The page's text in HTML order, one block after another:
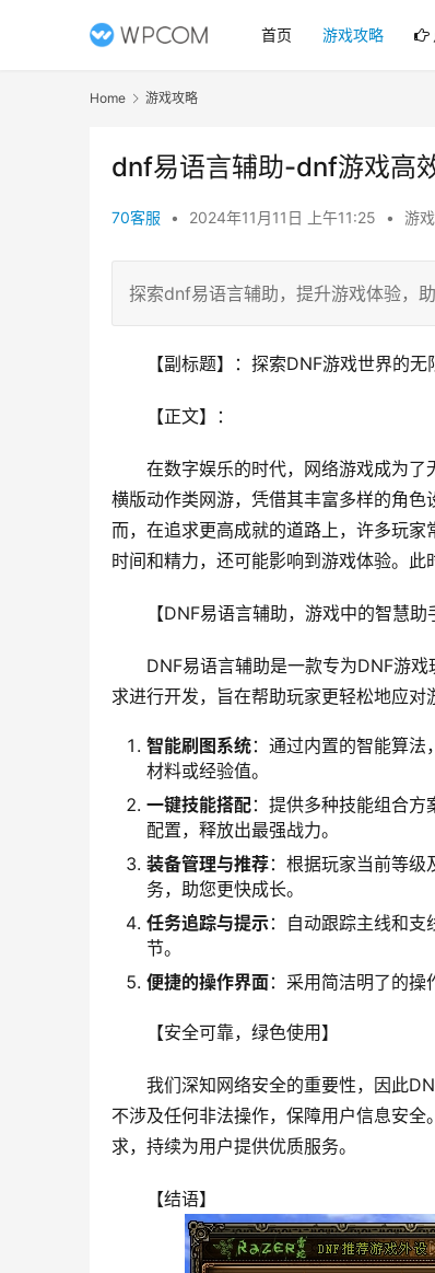
首页 游戏攻略
Home 游戏攻略
dnf易语言辅助-dnf游戏高
70客服 • 2024年11月11日 上午11:25 • 游
探索dnf易语言辅助，提升游戏体验，助
【副标题】：探索DNF游戏世界的
【正文】：
在数字娱乐的时代，网络游戏成为
横版动作类网游，凭借其丰富多样的角
而，在追求更高成就的道路上，许多玩
时间和精力，还可能影响到游戏体验。此
【DNF易语言辅助，游戏中的智慧助
DNF易语言辅助是一款专为DNF游
求进行开发，旨在帮助玩家更轻松地应对
智能刷图系统：通过内置的智能算
材料或经验值。
一键技能搭配：提供多种技能组合
配置，释放出最强战力。
装备管理与推荐：根据玩家当前等
务，助您更快成长。
任务追踪与提示：自动跟踪主线和
节。
便捷的操作界面：采用简洁明了的操
【安全可靠，绿色使用】
我们深知网络安全的重要性，因此
不涉及任何非法操作，保障用户信息安
求，持续为用户提供优质服务。
【结语】